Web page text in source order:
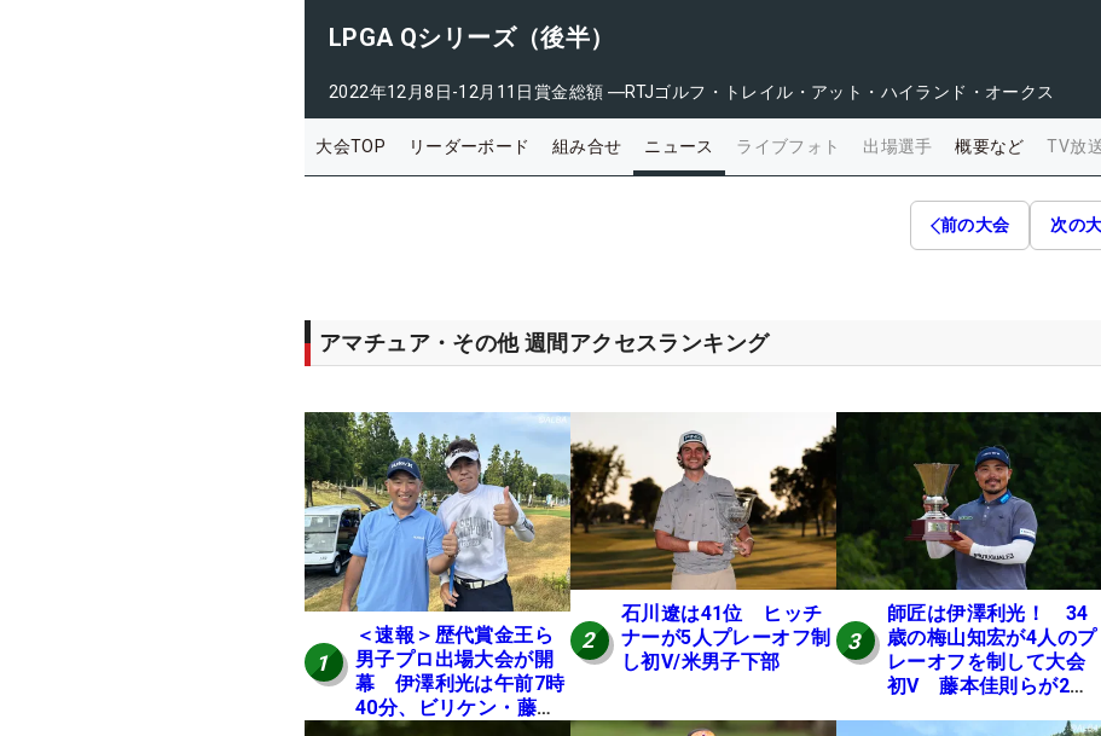
LPGA Qシリーズ（後半）
2022年12月8日-12月11日賞金総額 ―RTJゴルフ・トレイル・アット・ハイランド・オークス
大会TOP リーダーボード 組み合せ ニュース ライブフォト 出場選手 概要など TV放
前の大会 次の
アマチュア・その他 週間アクセスランキング
1
＜速報＞歴代賞金王ら
男子プロ出場大会が開
幕 伊澤利光は午前7時
40分、ビリケン・藤本
2
石川遼は41位 ヒッチ
ナーが5人プレーオフ制
し初V/米男子下部
3
師匠は伊澤利光！ 34
歳の梅山知宏が4人のプ
レーオフを制して大会
初V 藤本佳則らが2位